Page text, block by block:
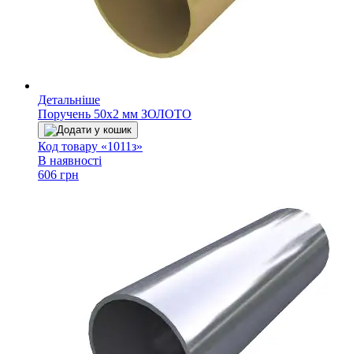
Детальніше
Поручень 50х2 мм ЗОЛОТО
Додати у кошик
Код товару «1011з»
В наявності
606 грн